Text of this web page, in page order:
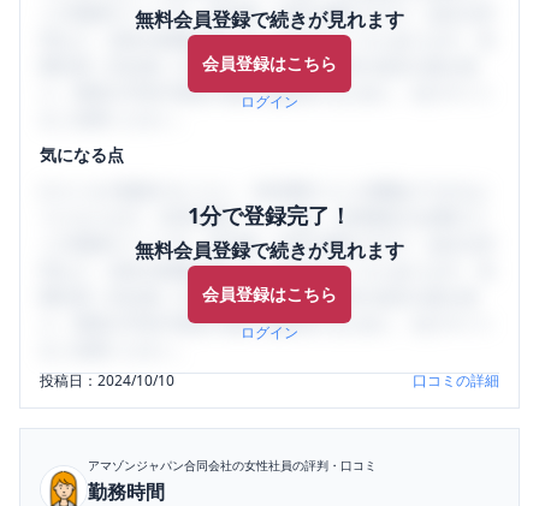
無料会員登録で続きが見れます
会員登録はこちら
ログイン
ミの投稿サイトです。給与面・女性の働きやすさ・会社の評
判など、女性の転職は気にすべき点がたくさんあります。先
輩社員（元社員）の口コミを通して、本当の会社の姿を知
り、将来の不安や現在の悩みを解消するために、ぜひサイト
気になる点
1分で登録完了！
無料会員登録で続きが見れます
会員登録はこちら
ログイン
うになります。SHEHUB(シーハブ)は、女性限定の企業口コ
ミの投稿サイトです。給与面・女性の働きやすさ・会社の評
判など、女性の転職は気にすべき点がたくさんあります。先
輩社員（元社員）の口コミを通して、本当の会社の姿を知
り、将来の不安や現在の悩みを解消するために、ぜひサイト
投稿日：2024/10/10 口コミの詳細
アマゾンジャパン合同会社の女性社員の評判・口コミ
勤務時間